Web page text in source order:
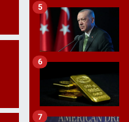
5
6
7